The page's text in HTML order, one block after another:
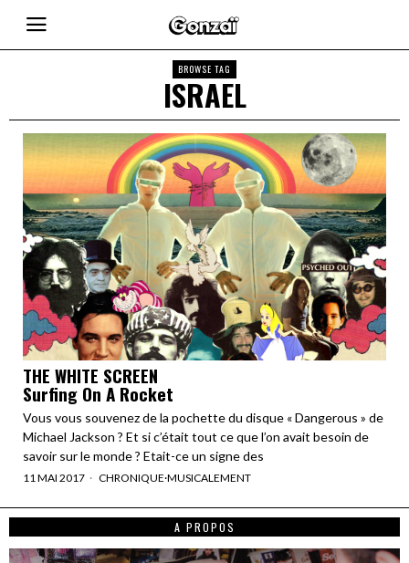
BROWSE TAG
ISRAEL
THE WHITE SCREEN
Surfing On A Rocket
Vous vous souvenez de la pochette du disque « Dangerous » de
Michael Jackson ? Et si c’était tout ce que l’on avait besoin de
savoir sur le monde ? Etait-ce un signe des
11 MAI 2017 CHRONIQUE·MUSICALEMENT
A PROPOS